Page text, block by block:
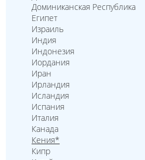
Доминиканская Республика
Египет
Израиль
Индия
Индонезия
Иордания
Иран
Ирландия
Исландия
Испания
Италия
Канада
Кения*
Кипр